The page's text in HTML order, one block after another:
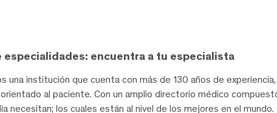
encuentra a tu especialista
una institución que cuenta con más de 130 años de
al paciente. Con un amplio directorio médico
necesitan; los cuales están al nivel de los mejores en el mundo.